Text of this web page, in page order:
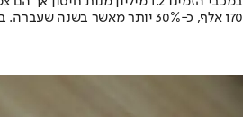
170 אלף, כ-30% יותר מאשר בשנה שעברה. בקופות חולים אחרות טענו כי החיסונים יגיעו בפעימו תשיחלו בחודש ספטמבר ולא ידוע על עיכובים משמעותיים.